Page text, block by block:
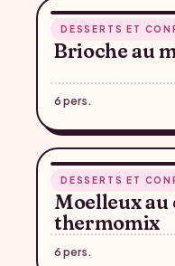
DESSERTS ET
Brioche au
6 pers.
DESSERTS ET
Moelleux
thermomix
6 pers.